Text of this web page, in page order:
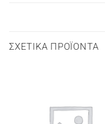
ΣΧΕΤΙΚΆ ΠΡΟΪΌΝΤΑ